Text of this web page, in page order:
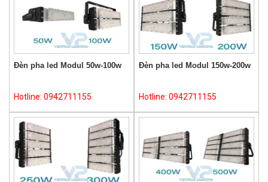
Đèn pha led Modul 50w-100w
Hotline: 0942711155
Đèn pha led Modul 150w-200w
Hotline: 0942711155